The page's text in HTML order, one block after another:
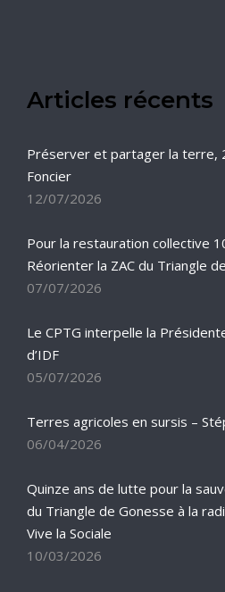
Articles récents
Préserver et partager la terre,
Foncier
12/07/2026
Pour la restauration collective
Réorienter la ZAC du Triangle
07/07/2026
Le CPTG interpelle la
d’IDF
05/07/2026
Terres agricoles en sursis –
06/04/2026
Quinze ans de lutte pour la
du Triangle de Gonesse à la
Vive la Sociale
10/03/2026